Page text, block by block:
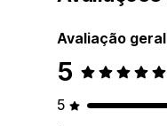
Avaliação geral
5
5